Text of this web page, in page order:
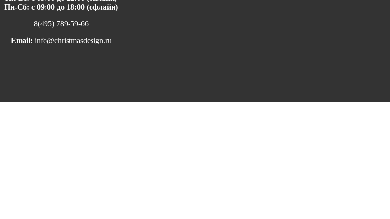
Пн-Сб: с 09:00 до 18:00 (офлайн)
8(495) 789-59-66
Email: info@christmasdesign.ru